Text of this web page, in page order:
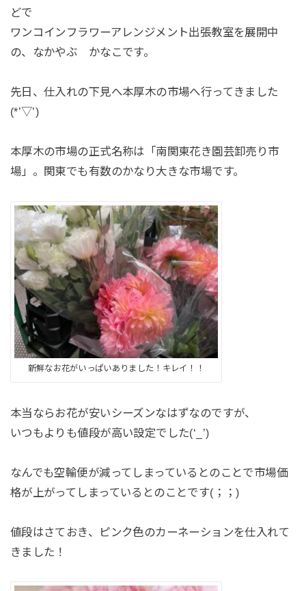
どで
ワンコインフラワーアレンジメント出張教室を展開中
の、なかやぶ かなこです。
先日、仕入れの下見へ本厚木の市場へ行ってきました
(*’▽’)
本厚木の市場の正式名称は「南関東花き園芸卸売り市
場」。関東でも有数のかなり大きな市場です。
新鮮なお花がいっぱいありました！キレイ！！
本当ならお花が安いシーズンなはずなのですが、
いつもよりも値段が高い設定でした(‘_’)
なんでも空輸便が減ってしまっているとのことで市場価
格が上がってしまっているとのことです(；；)
値段はさておき、ピンク色のカーネーションを仕入れて
きました！